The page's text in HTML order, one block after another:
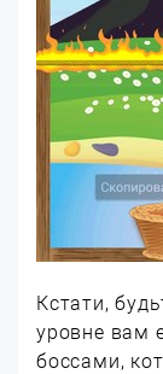
Кстати,
уровне вам
боссами,